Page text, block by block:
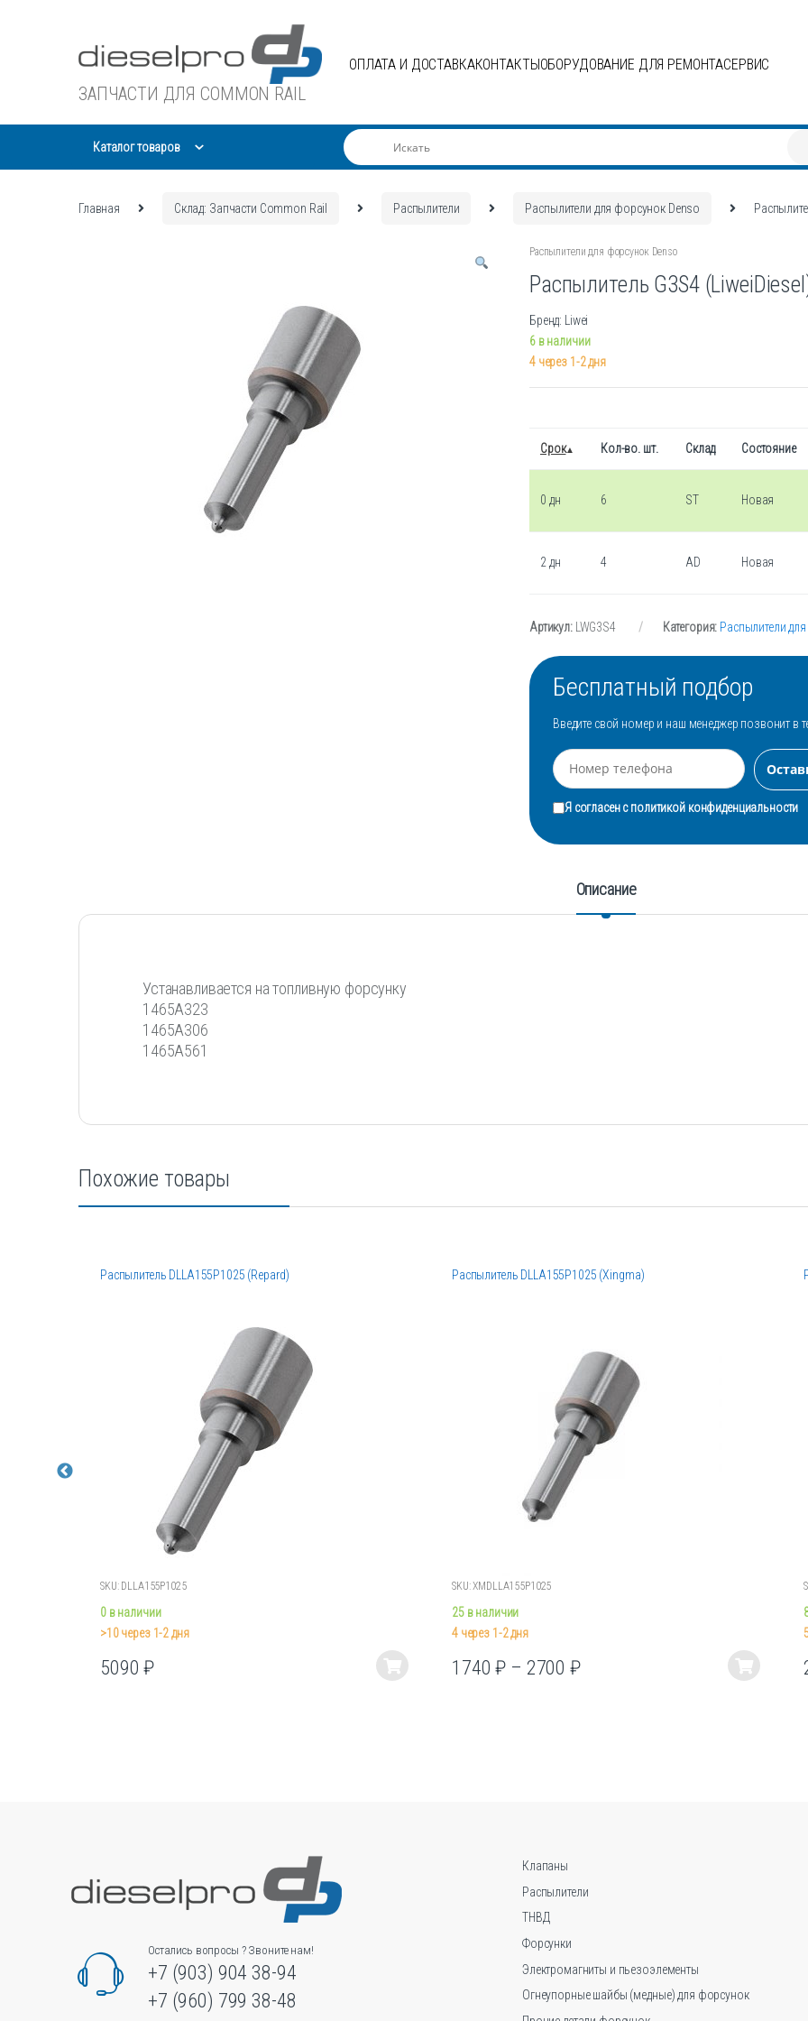
ЗАПЧАСТИ ДЛЯ COMMON RAIL
ОПЛАТА И ДОСТАВКАКОНТАКТЫ ОБОРУДОВАНИЕ ДЛЯ РЕМОНТАСЕРВИС
Каталог товаров
Главная Склад: Запчасти Common Rail Распылители Распылители для форсунок Denso
Распылители для форсунок Denso
Распылитель G3S4
Бренд: Liwei
6 в наличии
4 через 1-2 дня
Срок Кол-во. шт. Склад Состояние
0 дн 6 ST Новая
2 дн 4 AD Новая
Артикул: LWG3S4 Категория: Распылители
Бесплатный подбор
Введите свой номер и наш менеджер позвонит в
Я согласен сполитикой конфиденциальности
Описание
Устанавливается на топливную форсунку
1465A323
1465A306
1465A561
Похожие товары
Распылитель DLLA155P1025 (Repard)
SKU: DLLA155P1025
0 в наличии
>10 через 1-2 дня
5090₽
Этот
товара.
Распылитель DLLA155P1025 (Xingma)
SKU: XMDLLA155P1025
25 в наличии
4 через 1-2 дня
1740₽ – 2700₽
Этот
Остались вопросы ? Звоните нам!
+7 (903) 904 38-94
+7 (960) 799 38-48
Клапаны
Распылители
ТНВД
Форсунки
Электромагниты и пьезоэлементы
Огнеупорные шайбы (медные) для форсунок